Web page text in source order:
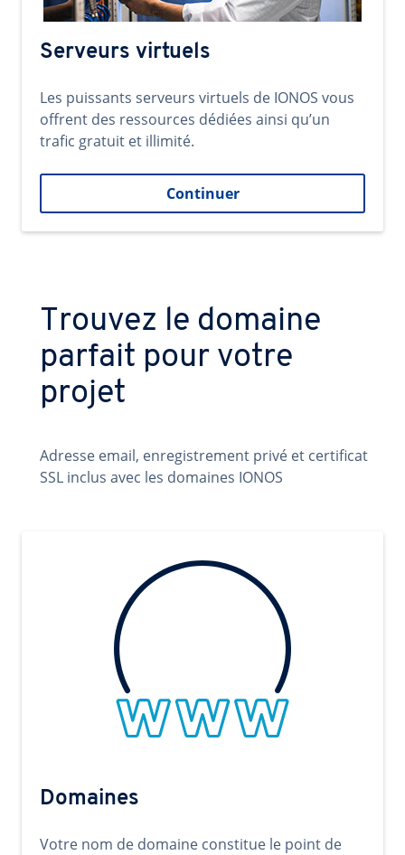
Serveurs virtuels
Les puissants serveurs virtuels de IONOS vous
offrent des ressources dédiées ainsi qu’un
trafic gratuit et illimité.
Continuer
Trouvez le domaine
parfait pour votre
projet
Adresse email, enregistrement privé et certificat
SSL inclus avec les domaines IONOS
Domaines
Votre nom de domaine constitue le point de